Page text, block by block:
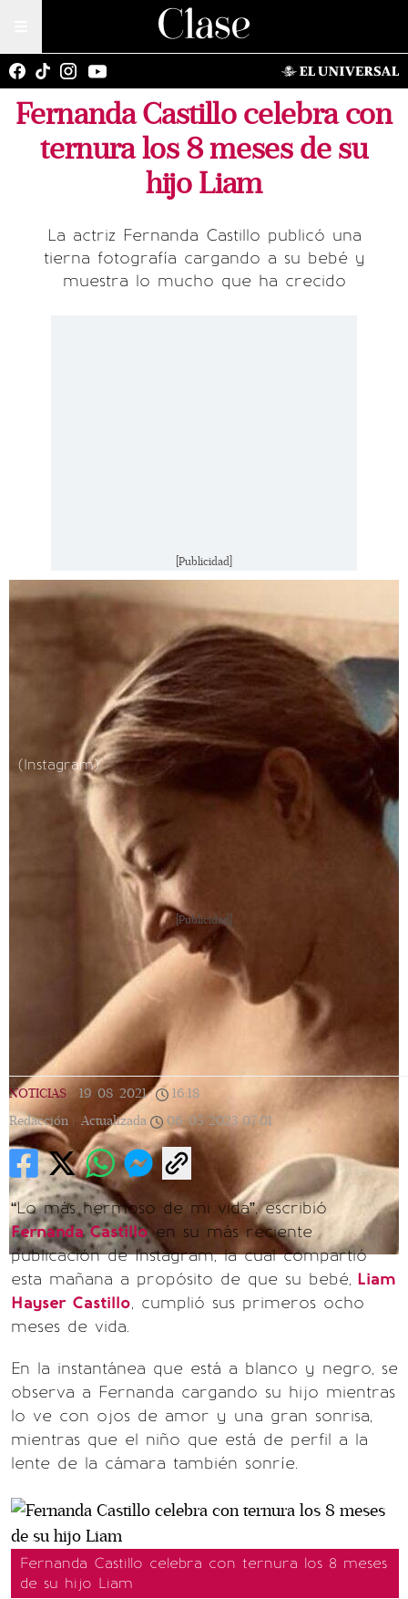
Fernanda Castillo celebra con
ternura los 8 meses de su
hijo Liam
La actriz Fernanda Castillo publicó una
tierna fotografía cargando a su bebé y
muestra lo mucho que ha crecido
[Publicidad]
(Instagram)
[Publicidad]
NOTICIAS 19/08/2021 | 16:18
Redacción |
Actualizada 06/05/2023 07:01
“Lo más hermoso de mi vida”, escribió
Fernanda Castilloen su más reciente
publicación de Instagram, la cual compartió
esta mañana a propósito de que su bebé, Liam
Hayser Castillo, cumplió sus primeros ocho
meses de vida.
En la instantánea que está a blanco y negro, se
observa a Fernanda cargando su hijo mientras
lo ve con ojos de amor y una gran sonrisa,
mientras que el niño que está de perfil a la
lente de la cámara también sonríe.
Fernanda Castillo celebra con ternura los 8 meses
de su hijo Liam